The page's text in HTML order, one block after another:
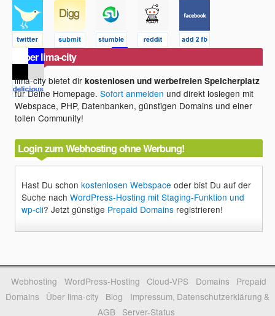
Über lima-city
lima-city bietet dirkostenlosen und werbefreien Speicherplatz
für Deine Homepage.Sofort anmelden und direkt loslegen mit
Webspace, PHP, Datenbanken, günstigen Domains und einer
tollen Community!
Login zum Webhosting ohne Werbung!
Hast Du schonkostenlosen Webspace oder bist Du auf der
Suche nachWordPress-Hosting mit Staging-Funktion und
wp-cli? Jetzt günstige Prepaid Domains registrieren!
Webhosting WordPress-Hosting Cloud-VPS Domains
Prepaid
Domains
Über lima-city Blog
Impressum, Datenschutzerklärung &
AGB
Server-Status